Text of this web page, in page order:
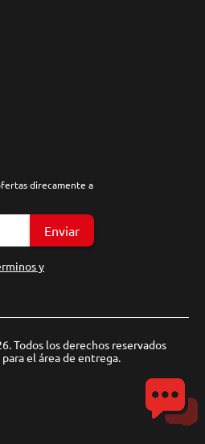
direcamente a
Enviar
y
Todos los derechos reservados
el área de entrega.